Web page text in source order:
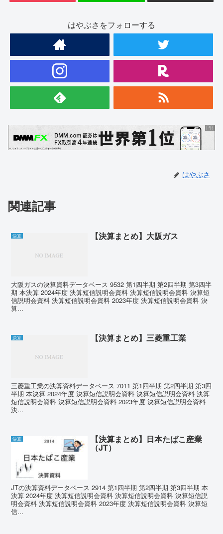
はやぶさをフォローする
はやぶさ
関連記事
決算 【決算まとめ】大阪ガス
大阪ガスの決算資料データベース 9532 第1四半期 第2四半期 第3四半
期 本決算 2024年度 決算短信説明会資料 決算短信説明会資料 決算短
信説明会資料 決算短信説明会資料 2023年度 決算短信説明会資料 決
算...
決算 【決算まとめ】三菱重工業
三菱重工業の決算資料データベース 7011 第1四半期 第2四半期 第3四
半期 本決算 2024年度 決算短信説明会資料 決算短信説明会資料 決算
短信説明会資料 決算短信説明会資料 2023年度 決算短信説明会資料
決...
決算 【決算まとめ】日本たばこ産業
（JT）
JTの決算資料データベース 2914 第1四半期 第2四半期 第3四半期 本
決算 2024年度 決算短信説明会資料 決算短信説明会資料 決算短信説
明会資料 決算短信説明会資料 2023年度 決算短信説明会資料 決算短
信...